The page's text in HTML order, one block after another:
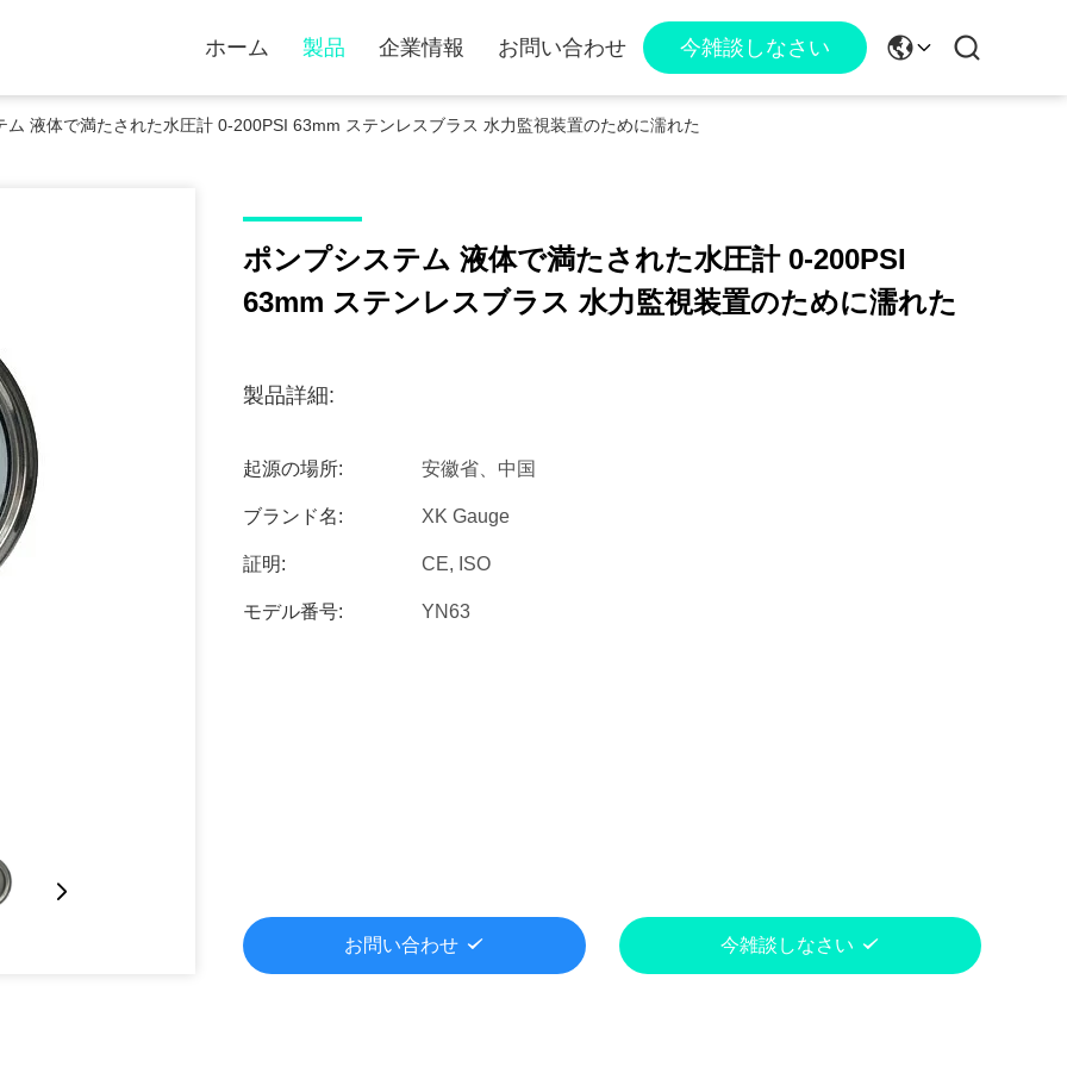
ホーム 製品 企業情報 お問い合わせ 今雑談しなさい
ム 液体で満たされた水圧計 0-200PSI 63mm ステンレスブラス 水力監視装置のために濡れた
ポンプシステム 液体で満たされた水圧計 0-200PSI
63mm ステンレスブラス 水力監視装置のために濡れた
製品詳細:
起源の場所: 安徽省、中国
ブランド名: XK Gauge
証明: CE, ISO
モデル番号: YN63
お問い合わせ 今雑談しなさい